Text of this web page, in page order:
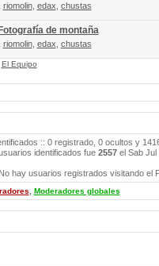
riomolin, edax chustas
de montaña
riomolin, edax chustas
El Equipo
:: 0 registrado, 0 ocultos y
identificados fue 2557el Sab Jul
hay usuarios registrados visitando el
Moderadores globales